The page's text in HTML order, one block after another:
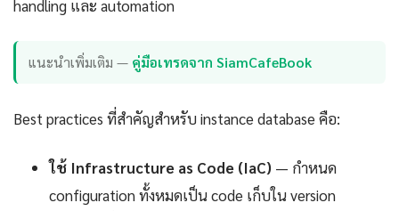
handling และ automation
แนะนำเพิ่มเติม — คู่มือเทรดจาก SiamCafeBook
Best practices ที่สำคัญสำหรับ instance database คือ:
ใช้ Infrastructure as Code (IaC) — กำหนด
configuration ทั้งหมดเป็น code เก็บใน version